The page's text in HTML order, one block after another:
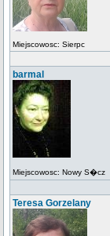
Miejscowosc: Sierpc
barmal
Miejscowosc: Nowy S�cz
Teresa Gorzelany